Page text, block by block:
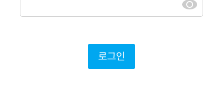
로그인